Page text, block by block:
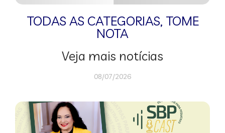
TODAS AS CATEGORIAS, TOME
NOTA
Veja mais notícias
08/07/2026